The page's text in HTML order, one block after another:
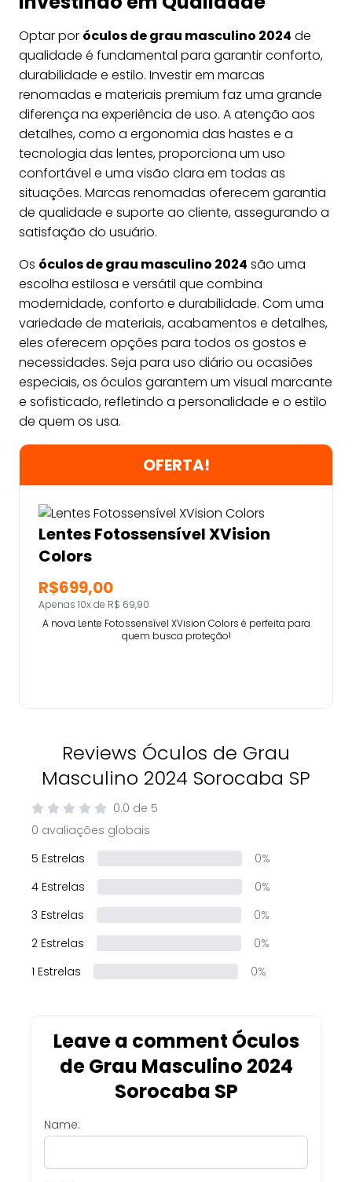
Optar por óculos de grau masculino 2024 de
qualidade é fundamental para garantir conforto,
durabilidade e estilo. Investir em marcas
renomadas e materiais premium faz uma grande
diferença na experiência de uso. A atenção aos
detalhes, como a ergonomia das hastes e a
tecnologia das lentes, proporciona um uso
confortável e uma visão clara em todas as
situações. Marcas renomadas oferecem garantia
de qualidade e suporte ao cliente, assegurando a
satisfação do usuário.
Os óculos de grau masculino 2024 são uma
escolha estilosa e versátil que combina
modernidade, conforto e durabilidade. Com uma
variedade de materiais, acabamentos e detalhes,
eles oferecem opções para todos os gostos e
necessidades. Seja para uso diário ou ocasiões
especiais, os óculos garantem um visual marcante
e sofisticado, refletindo a personalidade e o estilo
de quem os usa.
OFERTA!
Lentes Fotossensível XVision
Colors
R$699,00
Apenas 10x de R$ 69,90
A nova Lente Fotossensível XVision Colors é perfeita para
quem busca proteção!
Reviews Óculos de Grau
Masculino 2024 Sorocaba SP
0.0 de 5
0 avaliações globais
5 Estrelas
0%
4 Estrelas
0%
3 Estrelas
0%
2 Estrelas
0%
1 Estrelas
0%
Leave a comment Óculos
de Grau Masculino 2024
Sorocaba SP
Name: